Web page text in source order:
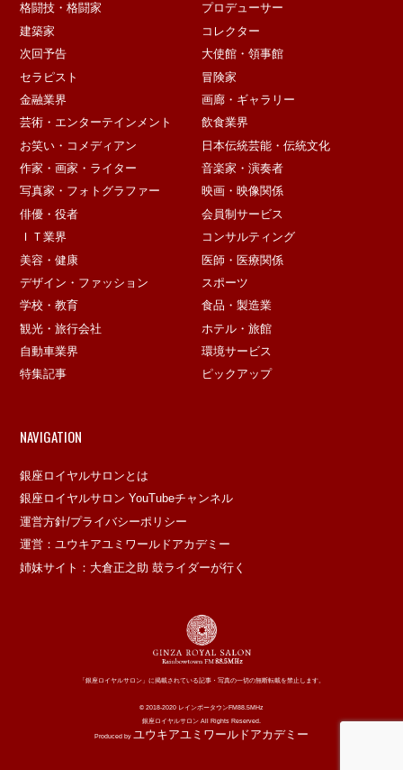
格闘技・格闘家
プロデューサー
建築家
コレクター
次回予告
大使館・領事館
セラピスト
冒険家
金融業界
画廊・ギャラリー
芸術・エンターテインメント
飲食業界
お笑い・コメディアン
日本伝統芸能・伝統文化
作家・画家・ライター
音楽家・演奏者
写真家・フォトグラファー
映画・映像関係
俳優・役者
会員制サービス
ＩＴ業界
コンサルティング
美容・健康
医師・医療関係
デザイン・ファッション
スポーツ
学校・教育
食品・製造業
観光・旅行会社
ホテル・旅館
自動車業界
環境サービス
特集記事
ピックアップ
NAVIGATION
銀座ロイヤルサロンとは
銀座ロイヤルサロン YouTubeチャンネル
運営方針/プライバシーポリシー
運営：ユウキアユミワールドアカデミー
姉妹サイト：大倉正之助 鼓ライダーが行く
「銀座ロイヤルサロン」に掲載されている記事・写真の一切の無断転載を禁止します。
© 2018-2020 レインボータウンFM88.5MHz
銀座ロイヤルサロン All Rights Reserved.
Produced by ユウキアユミワールドアカデミー